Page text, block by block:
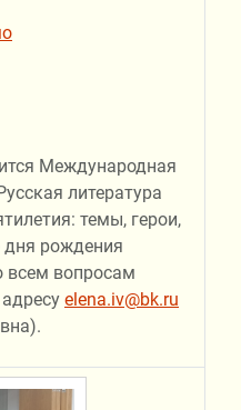
Международная
литература
темы, герои,
рождения
всем вопросам
elena.iv@bk.ru